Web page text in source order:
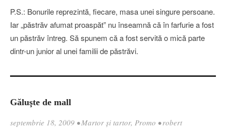
P.S.: Bonurile reprezintă, fiecare, masa unei singure persoane.
Iar „păstrăv afumat proaspăt” nu înseamnă că în farfurie a fost
un păstrăv întreg. Să spunem că a fost servită o mică parte
dintr-un junior al unei familii de păstrăvi.
Găluşte de mall
septembrie 18, 2009 •Martor şi tartor, Promo •robert